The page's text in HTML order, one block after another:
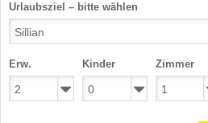
Urlaubsziel – bitte wählen
Erw. Kinder Zimmer